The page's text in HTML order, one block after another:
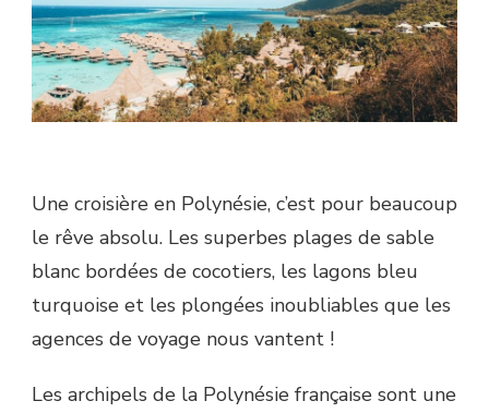
Une croisière en Polynésie, c’est pour beaucoup
le rêve absolu. Les superbes plages de sable
blanc bordées de cocotiers, les lagons bleu
turquoise et les plongées inoubliables que les
agences de voyage nous vantent !
Les archipels de la Polynésie française sont une